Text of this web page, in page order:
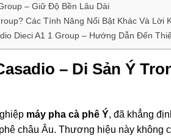
– Giữ Độ Bền Lâu Dài
Các Tính Năng Nổi Bật Khác Và Lời
Dieci A1 1 Group – Hướng Dẫn Đến
– Di Sản Ý
máy pha cà phê Ý, đã khẳng
châu Âu. Thương hiệu này không